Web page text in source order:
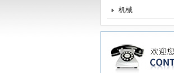
赫尔纳贸
机械